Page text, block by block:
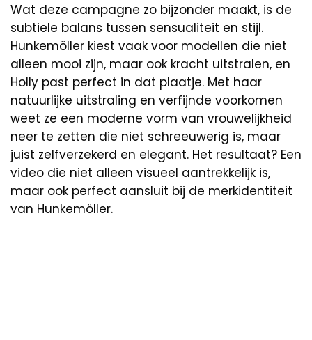
Wat deze campagne zo bijzonder maakt, is de
subtiele balans tussen sensualiteit en stijl.
Hunkemöller kiest vaak voor modellen die niet
alleen mooi zijn, maar ook kracht uitstralen, en
Holly past perfect in dat plaatje. Met haar
natuurlijke uitstraling en verfijnde voorkomen
weet ze een moderne vorm van vrouwelijkheid
neer te zetten die niet schreeuwerig is, maar
juist zelfverzekerd en elegant. Het resultaat? Een
video die niet alleen visueel aantrekkelijk is,
maar ook perfect aansluit bij de merkidentiteit
van Hunkemöller.